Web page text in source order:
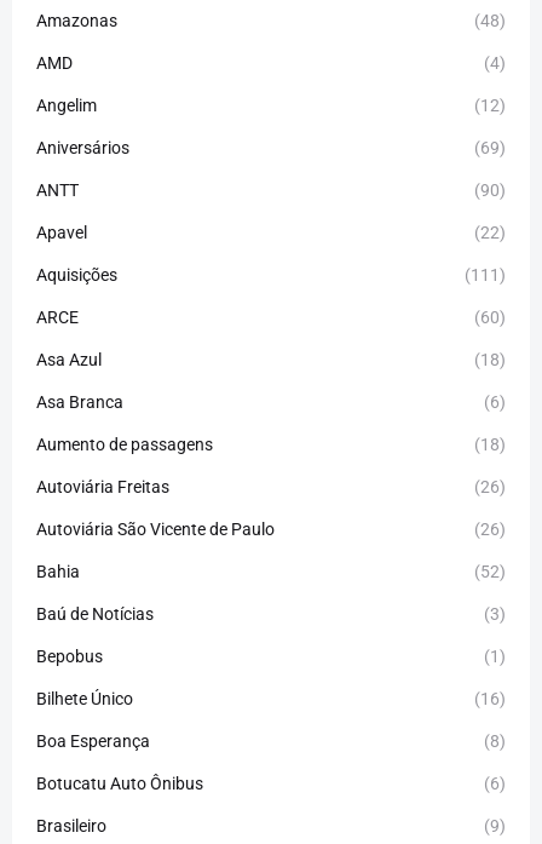
Amazonas (48)
AMD (4)
Angelim (12)
Aniversários (69)
ANTT (90)
Apavel (22)
Aquisições (111)
ARCE (60)
Asa Azul (18)
Asa Branca (6)
Aumento de passagens (18)
Autoviária Freitas (26)
Autoviária São Vicente de Paulo (26)
Bahia (52)
Baú de Notícias (3)
Bepobus (1)
Bilhete Único (16)
Boa Esperança (8)
Botucatu Auto Ônibus (6)
Brasileiro (9)